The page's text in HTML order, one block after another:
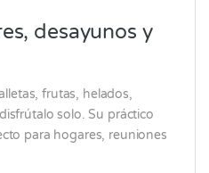
desayunos y
frutas, helados,
solo. Su práctico
para hogares, reuniones